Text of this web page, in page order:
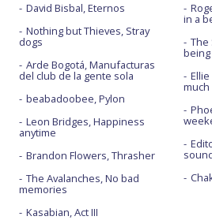
David Bisbal, Eternos
Nothing but Thieves, Stray
dogs
Arde Bogotá, Manufacturas
del club de la gente sola
beabadoobee, Pylon
Leon Bridges, Happiness
anytime
Brandon Flowers, Thrasher
The Avalanches, No bad
memories
Kasabian, Act III
in a
The
much